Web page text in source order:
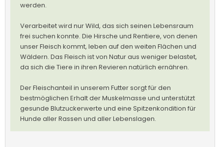
werden.
Verarbeitet wird nur Wild, das sich seinen Lebensraum
frei suchen konnte. Die Hirsche und Rentiere, von denen
unser Fleisch kommt, leben auf den weiten Flächen und
Wäldern. Das Fleisch ist von Natur aus weniger belastet,
da sich die Tiere in ihren Revieren natürlich ernähren.
Der Fleischanteil in unserem Futter sorgt für den
bestmöglichen Erhalt der Muskelmasse und unterstützt
gesunde Blutzuckerwerte und eine Spitzenkondition für
Hunde aller Rassen und aller Lebenslagen.